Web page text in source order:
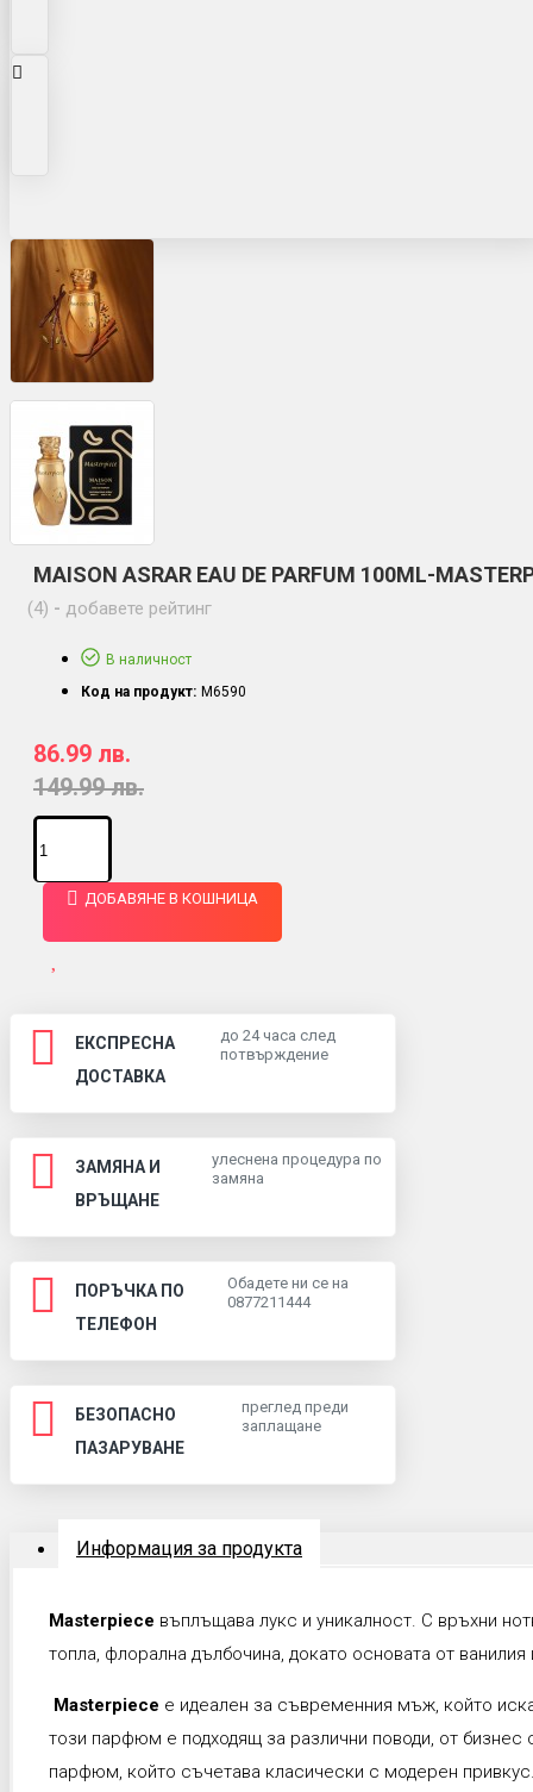
MAISON ASRAR EAU DE PARFUM 100ML-
(4) - добавете рейтинг
86.99 лв.
149.99 лв.
В наличност
Код на продукт: M6590
ДОБАВЯНЕ В КОШНИЦА
ЕКСПРЕСНА
ДОСТАВКА
до 24 часа след
потвърждение
ЗАМЯНА И
ВРЪЩАНЕ
улеснена процедура по
замяна
ПОРЪЧКА ПО
ТЕЛЕФОН
Обадете ни се на
0877211444
БЕЗОПАСНО
ПАЗАРУВАНЕ
преглед преди
заплащане
Информация за продукта
Masterpiece въплъщава лукс и уникалност. С връхни
топла, флорална дълбочина, докато основата от
Masterpiece е идеален за съвременния мъж, който
този парфюм е подходящ за различни поводи, от бизнес
парфюм, който съчетава класически с модерен